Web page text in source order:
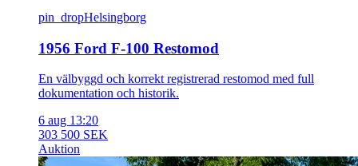
pin_dropHelsingborg
1956 Ford F-100 Restomod
En välbyggd och korrekt registrerad restomod med full
dokumentation och historik.
6 aug 13:20
303 500 SEK
Auktion